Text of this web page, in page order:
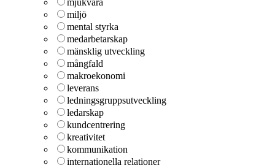
mjukvara
miljö
mental styrka
medarbetarskap
mänsklig utveckling
mångfald
makroekonomi
leverans
ledningsgruppsutveckling
ledarskap
kundcentrering
kreativitet
kommunikation
internationella relationer